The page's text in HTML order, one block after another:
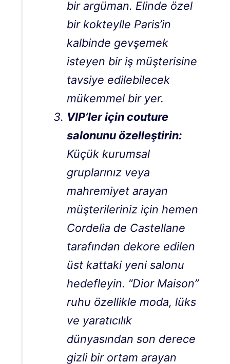
bir argüman. Elinde özel
bir kokteylle Paris’in
kalbinde gevşemek
isteyen bir iş müşterisine
tavsiye edilebilecek
mükemmel bir yer.
VIP’ler için couture
salonunu özelleştirin:
Küçük kurumsal
gruplarınız veya
mahremiyet arayan
müşterileriniz için hemen
Cordelia de Castellane
tarafından dekore edilen
üst kattaki yeni salonu
hedefleyin. “Dior Maison”
ruhu özellikle moda, lüks
ve yaratıcılık
dünyasından son derece
gizli bir ortam arayan